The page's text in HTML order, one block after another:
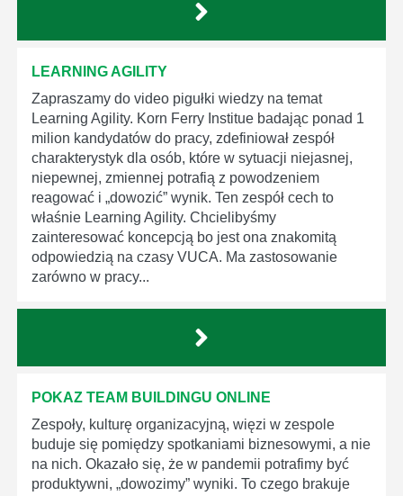
LEARNING AGILITY
Zapraszamy do video pigułki wiedzy na temat
Learning Agility. Korn Ferry Institue badając ponad 1
milion kandydatów do pracy, zdefiniował zespół
charakterystyk dla osób, które w sytuacji niejasnej,
niepewnej, zmiennej potrafią z powodzeniem
reagować i „dowozić” wynik. Ten zespół cech to
właśnie Learning Agility. Chcielibyśmy
zainteresować koncepcją bo jest ona znakomitą
odpowiedzią na czasy VUCA. Ma zastosowanie
zarówno w pracy...
POKAZ TEAM BUILDINGU ONLINE
Zespoły, kulturę organizacyjną, więzi w zespole
buduje się pomiędzy spotkaniami biznesowymi, a nie
na nich. Okazało się, że w pandemii potrafimy być
produktywni, „dowozimy” wyniki. To czego brakuje